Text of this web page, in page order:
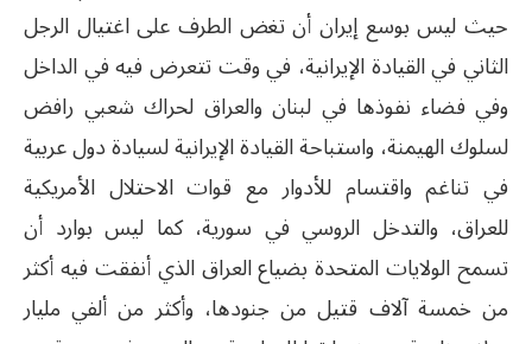
حيث ليس بوسع إيران أن تغض الطرف على اغتيال الرجل
الثاني في القيادة الإيرانية، في وقت تتعرض فيه في الداخل
وفي فضاء نفوذها في لبنان والعراق لحراك شعبي رافض
لسلوك الهيمنة، واستباحة القيادة الإيرانية لسيادة دول عربية
في تناغم واقتسام للأدوار مع قوات الاحتلال الأمريكية
للعراق، والتدخل الروسي في سورية، كما ليس بوارد أن
تسمح الولايات المتحدة بضياع العراق الذي أنفقت فيه أكثر
من خمسة آلاف قتيل من جنودها، وأكثر من ألفي مليار